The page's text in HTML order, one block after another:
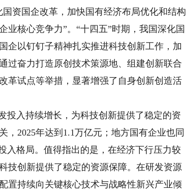
资国企改革，加快国有经济布局优化和结构
核心竞争力”。“十四五”时期，我国深化国
企以钉钉子精神扎实推进科技创新工作，加
过奋力打造原创技术策源地、组建创新联合
革试点等举措，显著增强了自身创新创造活
入持续增长，为科技创新提供了稳定的资
2025年达到1.1万亿元；地方国有企业也同
入格局。值得指出的是，在经济下行压力较
技创新提供了稳定的资源保障。在研发资源
置持续向关键核心技术与战略性新兴产业倾